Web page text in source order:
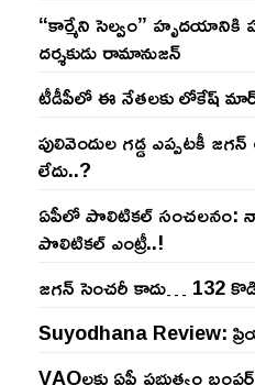
“కార్మేని సెల్వం” హృదయానికి
దర్శకుడు రామానుజన్
టీడీపీలో ఈ నేత‌ల‌కు లోకేష్
పులివెందుల గ‌డ్డ ఎప్ప‌ట‌కీ
లేదు..?
ఏపీలో పొలిటిక‌ల్ సంచ‌ల‌నం:
పొలిటికల్ ఎంట్రీ..!
జ‌గ‌న్ సెంచ‌రీ కాదు… 132
Suyodhana Review: